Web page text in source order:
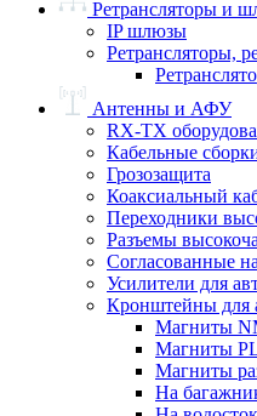
Ретрансляторы и
IP шлюзы
Ретрансляторы,
Антенны и АФУ
RX-TX
Кабельные
Грозозащита
Коаксиальный
Переходники
Разъемы
Согласованные
Усилители для
Кронштейны для
Магниты
Магниты
Магниты
На